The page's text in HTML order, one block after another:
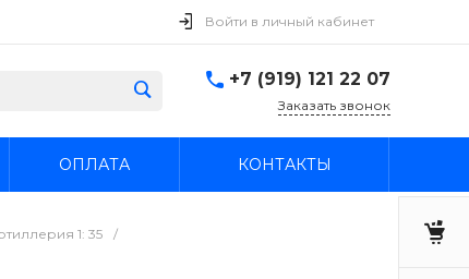
Войти в личный кабинет
+7 (919) 121 22 07
Заказать звонок
ОПЛАТА КОНТАКТЫ
1: 35
/